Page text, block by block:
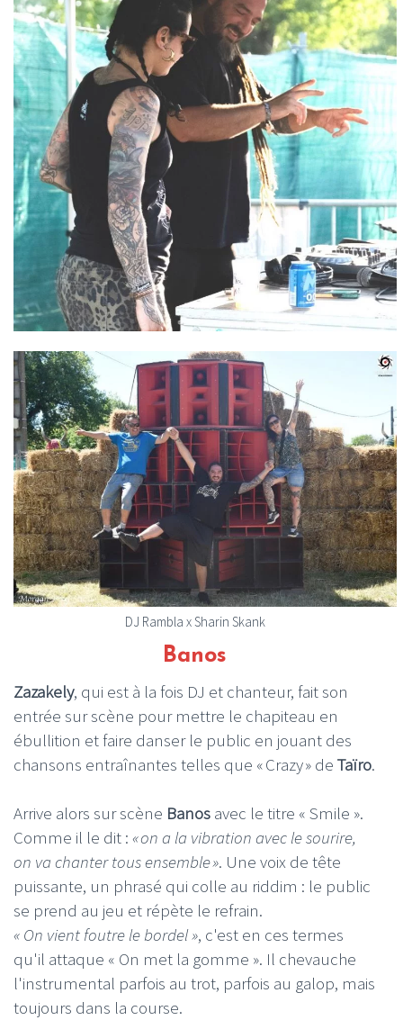
DJ Rambla x Sharin Skank
Banos
Zazakely, qui est à la fois DJ et chanteur, fait son
entrée sur scène pour mettre le chapiteau en
ébullition et faire danser le public en jouant des
chansons entraînantes telles que « Crazy » de Taïro.
Arrive alors sur scène Banos avec le titre « Smile ».
Comme il le dit : « on a la vibration avec le sourire,
on va chanter tous ensemble ». Une voix de tête
puissante, un phrasé qui colle au riddim : le public
se prend au jeu et répète le refrain.
« On vient foutre le bordel », c'est en ces termes
qu'il attaque « On met la gomme ». Il chevauche
l'instrumental parfois au trot, parfois au galop, mais
toujours dans la course.